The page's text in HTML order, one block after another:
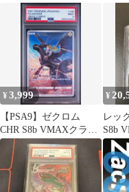
マックス 189/184
¥3,999
【PSA9】ゼクロム
CHR S8b VMAXクライ
マックス 195/184
¥
レッ
S8b
クス